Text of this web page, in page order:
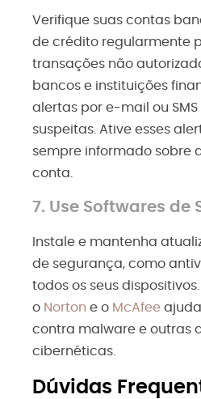
Verifique suas contas
de crédito regularmente
transações não
bancos e instituições
alertas por e-mail ou
suspeitas. Ative esses
sempre informado sobre
conta.
7. Use Softwares de
Instale e mantenha
de segurança, como
todos os seus
o Norton e o McAfee
contra malware e outras
cibernéticas.
Dúvidas